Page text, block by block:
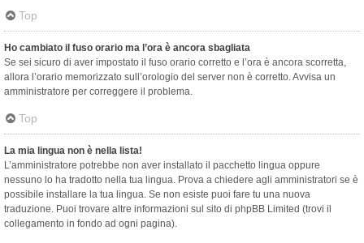
Top
Ho cambiato il fuso orario ma l’ora è ancora sbagliata
Se sei sicuro di aver impostato il fuso orario corretto e l’ora è ancora scorretta,
allora l’orario memorizzato sull’orologio del server non è corretto. Avvisa un
amministratore per correggere il problema.
Top
La mia lingua non è nella lista!
L’amministratore potrebbe non aver installato il pacchetto lingua oppure
nessuno lo ha tradotto nella tua lingua. Prova a chiedere agli amministratori se è
possibile installare la tua lingua. Se non esiste puoi fare tu una nuova
traduzione. Puoi trovare altre informazioni sul sito di phpBB Limited (trovi il
collegamento in fondo ad ogni pagina).